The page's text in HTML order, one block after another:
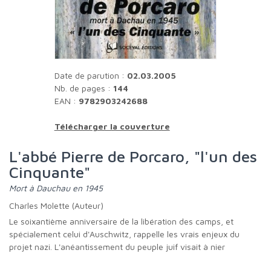
Date de parution : 02.03.2005
Nb. de pages : 144
EAN : 9782903242688
Télécharger la couverture
L'abbé Pierre de Porcaro, "l'un des
Cinquante"
Mort à Dauchau en 1945
Charles Molette (Auteur)
Le soixantième anniversaire de la libération des camps, et
spécialement celui d'Auschwitz, rappelle les vrais enjeux du
projet nazi. L'anéantissement du peuple juif visait à nier